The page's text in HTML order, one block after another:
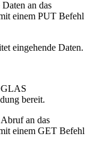
Daten an das
einem PUT Befehl
eingehende Daten.
bereit.
an das
einem GET Befehl